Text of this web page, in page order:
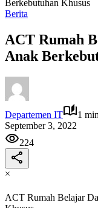
Berkebutuhan Khusus
Berita
ACT Rumah
Anak
Departemen IT
1
September 3, 2022
224
×
ACT Rumah Belajar